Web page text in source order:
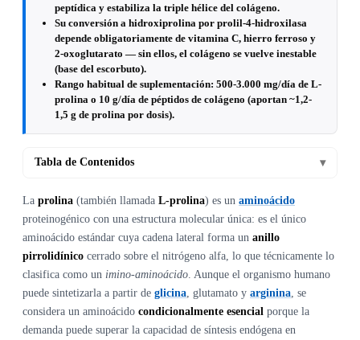
peptídica y estabiliza la triple hélice del colágeno.
Su conversión a hidroxiprolina por prolil-4-hidroxilasa
depende obligatoriamente de vitamina C, hierro ferroso y
2-oxoglutarato — sin ellos, el colágeno se vuelve inestable
(base del escorbuto).
Rango habitual de suplementación: 500-3.000 mg/día de L-
prolina o 10 g/día de péptidos de colágeno (aportan ~1,2-
1,5 g de prolina por dosis).
Tabla de Contenidos ▾
La prolina (también llamada L-prolina) es un aminoácido
proteinogénico con una estructura molecular única: es el único
aminoácido estándar cuya cadena lateral forma un anillo
pirrolidínico cerrado sobre el nitrógeno alfa, lo que técnicamente lo
clasifica como un imino-aminoácido . Aunque el organismo humano
puede sintetizarla a partir de glicina , glutamato y arginina , se
considera un aminoácido condicionalmente esencial porque la
demanda puede superar la capacidad de síntesis endógena en